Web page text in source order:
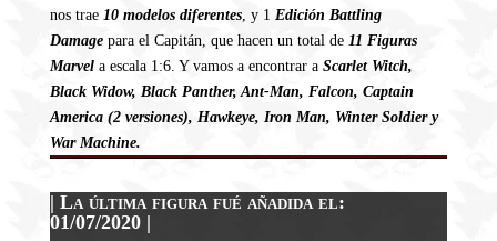
nos trae10 modelos diferentes, y 1 Edición Battling
Damage para el Capitán, que hacen un total de 11 Figuras
Marvel a escala 1:6. Y vamos a encontrar a Scarlet Witch,
Black Widow, Black Panther, Ant-Man, Falcon, Captain
America (2 versiones), Hawkeye, Iron Man, Winter Soldier y
War Machine.
| La última figura fué añadida el:
01/07/2020 |